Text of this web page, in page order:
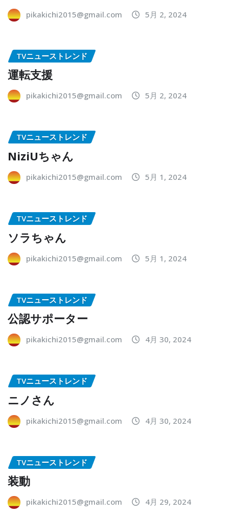
pikakichi2015@gmail.com 5月 2, 2024
TVニューストレンド
運転支援
pikakichi2015@gmail.com 5月 2, 2024
TVニューストレンド
NiziUちゃん
pikakichi2015@gmail.com 5月 1, 2024
TVニューストレンド
ソラちゃん
pikakichi2015@gmail.com 5月 1, 2024
TVニューストレンド
公認サポーター
pikakichi2015@gmail.com 4月 30, 2024
TVニューストレンド
ニノさん
pikakichi2015@gmail.com 4月 30, 2024
TVニューストレンド
装動
pikakichi2015@gmail.com 4月 29, 2024